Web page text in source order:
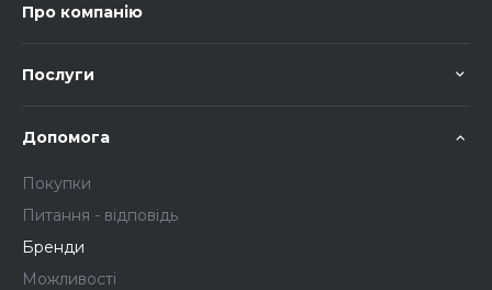
Про компанію
Послуги
Допомога
Покупки
Питання - відповідь
Бренди
Можливості